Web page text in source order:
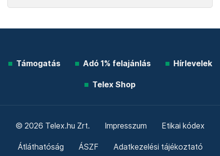
Támogatás Adó 1% felajánlás Hírlevelek
Telex Shop
© 2026 Telex.hu Zrt. Impresszum Etikai kódex
Átláthatóság ÁSZF Adatkezelési tájékoztató